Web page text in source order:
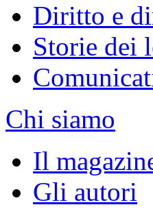
Diritto e
Storie dei
Chi siamo
Il
Gli autori